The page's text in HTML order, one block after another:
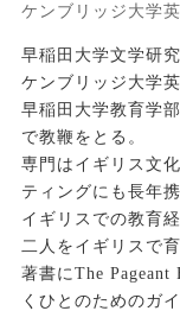
ケンブリッジ大学
早稲田大学文学研
ケンブリッジ大学
早稲田大学教育学
で教鞭をとる。
専門はイギリス文
ティングにも長年
イギリスでの教育
二人をイギリスで
著書にThe
くひとのためのガ